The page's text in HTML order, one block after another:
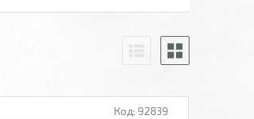
92839